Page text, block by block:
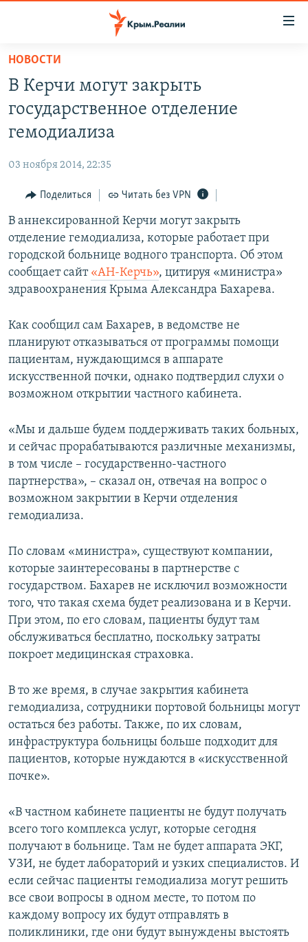
Вернуться
основному
содержанию
Вернутся
главной
навигации
Вернутся
поиску
СПЕЦПРОЕКТЫ
11 ЛЕТ ОККУПАЦИИ КРЫМА. 11 ИСТОРИЙ СОПРОТИВЛЕНИЯ
ВОДА
ЕЩЕ
ИНТЕРАКТИВ
ИНФОГРАФИКА
ТЕЛЕПРОЕКТ КРЫМ.РЕАЛИИ
СОВЕТЫ ПРАВОЗАЩИТНИКОВ
ПРОПАВШИЕ БЕЗ ВЕСТИ
ПОБЕДИТЕЛЕЙ НЕ СУДЯТ?
КРЫМ.НЕПОКОРЕННЫЙ
УКРАИНСКАЯ ПРОБЛЕМА КРЫМА
РАДІО СВОБОДА
КАК ОБОЙТИ БЛОКИРОВКУ
Українською
ПРИСОЕДИНЯЙТЕСЬ!
НОВОСТИ
В Керчи могут закрыть
государственное отделение
гемодиализа
03 ноября 2014, 22:35
Поделиться Читать без VPN
В аннексированной Керчи могут закрыть
отделение гемодиализа, которые работает при
городской больнице водного транспорта. Об этом
сообщает сайт «АН-Керчь», цитируя «министра»
здравоохранения Крыма Александра Бахарева.
Как сообщил сам Бахарев, в ведомстве не
планируют отказываться от программы помощи
пациентам, нуждающимся в аппарате
искусственной почки, однако подтвердил слухи о
возможном открытии частного кабинета.
«Мы и дальше будем поддерживать таких больных,
и сейчас прорабатываются различные механизмы,
в том числе – государственно-частного
партнерства», – сказал он, отвечая на вопрос о
возможном закрытии в Керчи отделения
гемодиализа.
По словам «министра», существуют компании,
которые заинтересованы в партнерстве с
государством. Бахарев не исключил возможности
того, что такая схема будет реализована и в Керчи.
При этом, по его словам, пациенты будут там
обслуживаться бесплатно, поскольку затраты
покроет медицинская страховка.
В то же время, в случае закрытия кабинета
гемодиализа, сотрудники портовой больницы могут
остаться без работы. Также, по их словам,
инфраструктура больницы больше подходит для
пациентов, которые нуждаются в «искусственной
почке».
«В частном кабинете пациенты не будут получать
всего того комплекса услуг, которые сегодня
получают в больнице. Там не будет аппарата ЭКГ,
УЗИ, не будет лабораторий и узких специалистов. И
если сейчас пациенты гемодиализа могут решить
все свои вопросы в одном месте, то потом по
каждому вопросу их будут отправлять в
поликлиники, где они будут вынуждены выстоять